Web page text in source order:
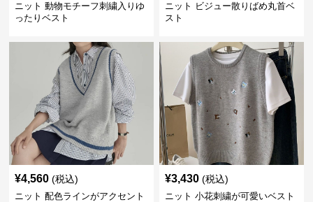
ニット 動物モチーフ刺繍入りゆ
ったりベスト
ニット ビジュー散りばめ丸首ベ
スト
¥4,560 (税込)
ニット 配色ラインがアクセント
¥3,430 (税込)
ニット 小花刺繍が可愛いベスト